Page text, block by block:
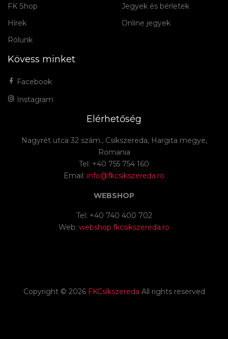
FK Shop
Hírek
Rólunk
Jegyek és bérletek
Online jegyek
Kövess minket
Facebook
Instagram
Elérhetőség
Nagyrét utca 32 szám., Csíkszereda, Hargita megye,
Romania
Tel: +40 755 754 160
Email: info@fkcsikszereda.ro
WEBSHOP
Tel: +40 740 400 702
Web: webshop.fkcsikszereda.ro
Copyright © 2026 FKCsíkszereda All rights reserved